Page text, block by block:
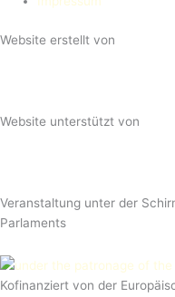
Website erstellt von
Website unterstützt von
Veranstaltung unter der
Parlaments
Kofinanziert von der